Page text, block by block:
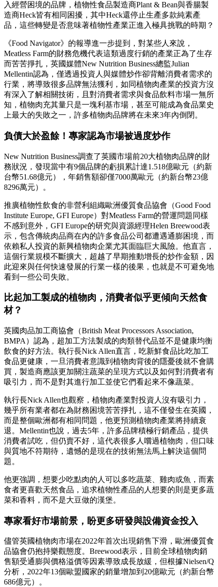
入經營困境的品牌，植物性食品製造商Plant & Bean與香腸製
造商Heck皆有相同困擾，其中Heck還停止生產多款純素產
品，這些轉變是否意味著植物性產業正進入極具挑戰的時期？
《Food Navigator》的報導進一步提到，對某些人來說，
Meatless Farm的財務危機代表這類過度行銷的產業正為了生存
而苦苦掙扎，英國媒體New Nutrition Business總監Julian
Mellentin認為，僅透過投資人與媒體炒作卻背離消費者需求的
行業，將導致很多品牌無法獲利，如同植物肉產業的投資方沒
有深入了解相關技術，且對消費者需求與食品飲料市場一無所
知，植物肉充其量只是一塊利基市場，甚至可能成為食品業史
上最大的失敗之一，許多植物肉品牌將在未來3年內倒閉。
負債大於盈餘！專家認為市場被過度炒作
New Nutrition Business調查了英國市場前20大植物肉品牌的財
務狀況，發現當中有9個品牌的虧損累計達1.518億歐元（約新
台幣51.68億元），年銷售額卻僅7000萬歐元（約新台幣23億
8296萬元）。
推廣植物性飲食的非營利組織歐洲優質食品協會（Good Food
Institute Europe, GFI Europe）對Meatless Farm的營運問題同樣
不感到意外，GFI Europe的研究與資源經理Helen Breewood表
示，包含傳統肉品商在內的許多食品公司都遭遇通膨困境，而
依賴私人投資的新興植物肉企業尤其面臨巨大風險。他直言，
這個行業規模不斷擴大，超越了早期推動增長的炒作金額，因
此迎來與任何快速發展的行業一樣的後果，也就是不可避免地
看到一些公司失敗。
比起加工製成的植物肉，消費者似乎更傾向天然食
材？
英國肉品加工商協會（British Meat Processors Association,
BMPA）認為，超加工方法製成的肉類替代品並不是健康均衡
飲食的好方法。執行長Nick Allen直言，吃新鮮食品比吃加工
食品更健康，一旦消費者意識到植物肉背後的隱憂後就不會購
買，製造商應該更加關注蔬菜的呈現方式以及如何對消費者有
吸引力，而不是對其進行加工並使它們看起來不像蔬菜。
執行長Nick Allen也觀察，植物肉產業對投資人沒有吸引力，
幾乎所有業者都在為財務困境苦苦掙扎，這不僅發生在英國，
而是整個歐洲都有相同問題，他更預測植物肉產業將持續衰
退。Mellentin也說，過去5年，許多品牌積極行銷產品，提供
消費者試吃，但仍賣不好，這代表很多人嚐過植物肉，但口味
與質地不符期待，遺憾的是現在的技術無法馬上解決這個問
題。
他更強調，想要少吃點肉的人可以多吃蔬菜、雞肉或魚，而素
食者更喜歡天然食品，追求植物性產品的人想要的則是更多蔬
菜和香料，而不是大豆做的漢堡。
專家看好市場前景，盼更多研發與設備資金投入
儘管英國植物肉市場在2022年首次出現銷售下滑，歐洲優質食
品協會仍抱持樂觀態度。Breewood表示，目前全球植物肉銷
售額受通膨與價格溢價等因素導致成長放緩，但根據Nielsen/Q
分析，2022年13個歐盟國家的銷量增加到20億歐元（約新台幣
686億元）。